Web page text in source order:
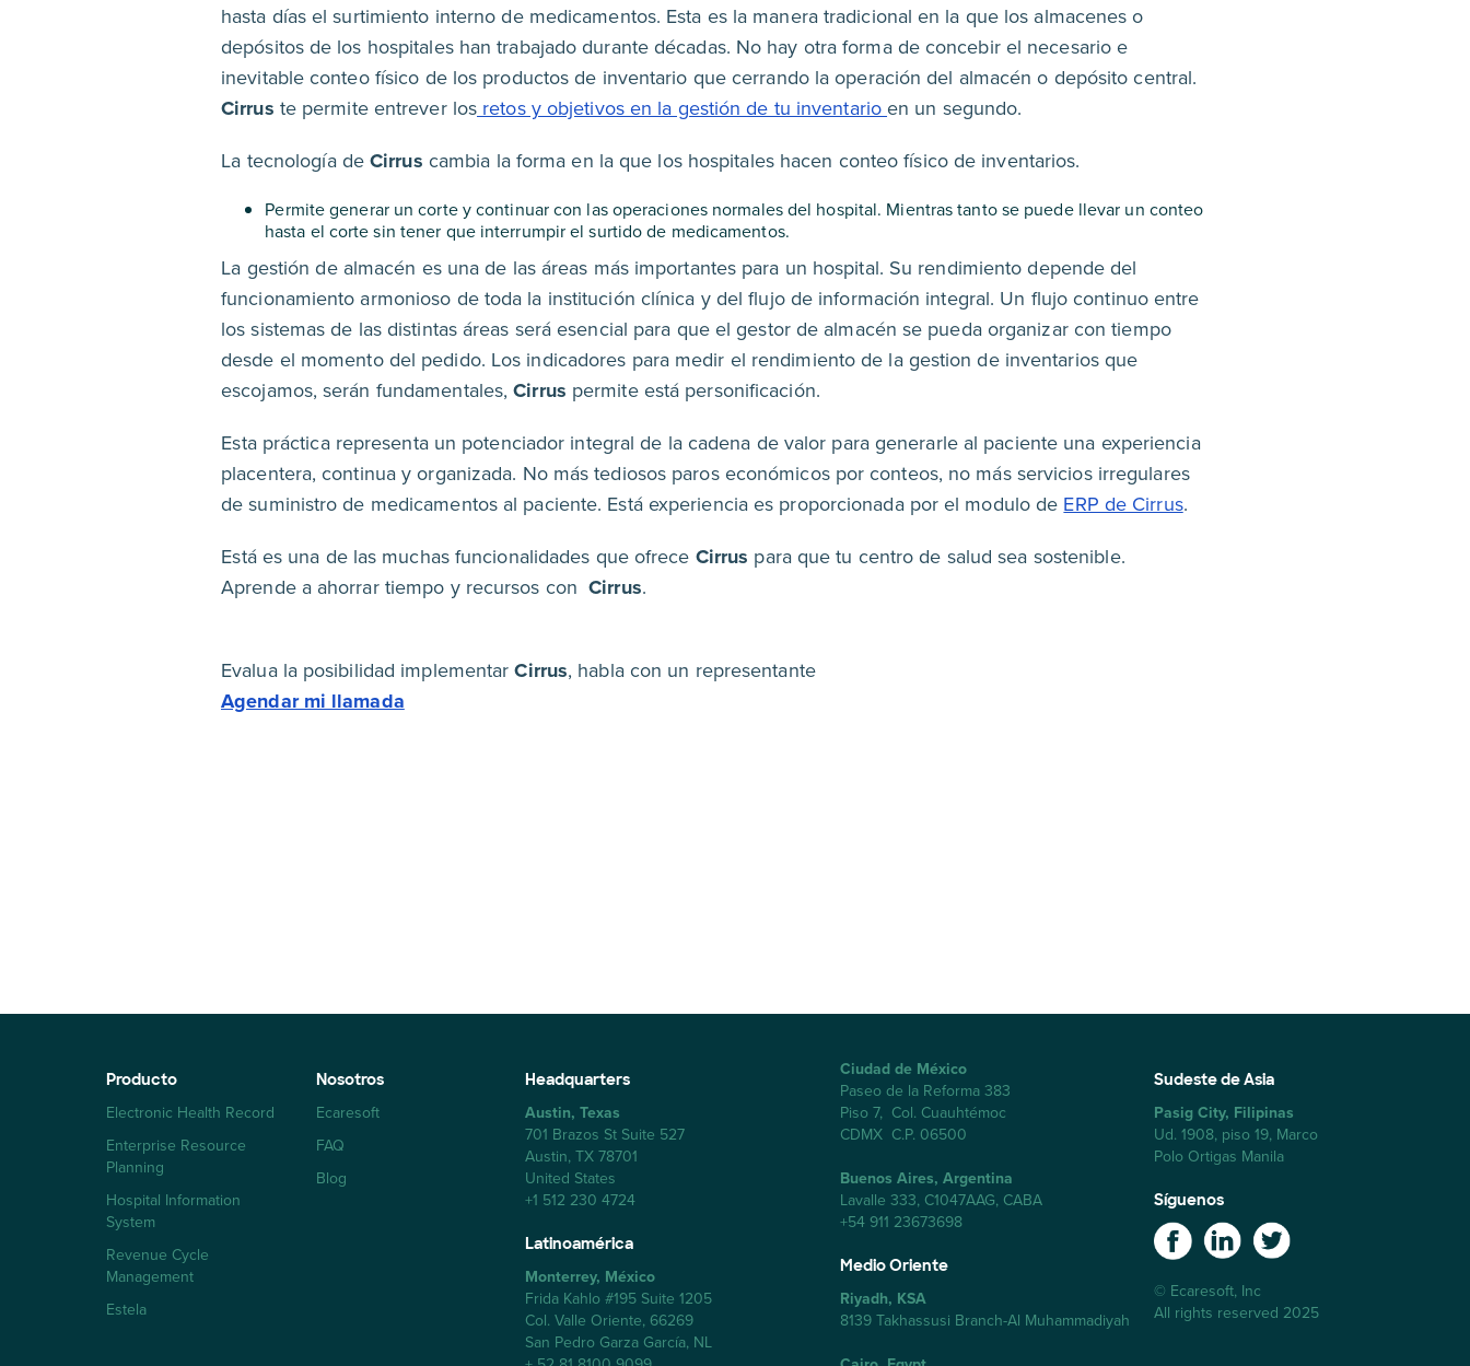
hasta días el surtimiento interno de medicamentos. Esta es la manera tradicional en la que los almacenes o
depósitos de los hospitales han trabajado durante décadas. No hay otra forma de concebir el necesario e
inevitable conteo físico de los productos de inventario que cerrando la operación del almacén o depósito central.
Cirrus te permite entrever los retos y objetivos en la gestión de tu inventarioen un segundo.
La tecnología deCirrus cambia la forma en la que los hospitales hacen conteo físico de inventarios.
Permite generar un corte y continuar con las operaciones normales del hospital. Mientras tanto se puede llevar un conteo
hasta el corte sin tener que interrumpir el surtido de medicamentos.
La gestión de almacén es una de las áreas más importantes para un hospital. Su rendimiento depende del
funcionamiento armonioso de toda la institución clínica y del flujo de información integral. Un flujo continuo entre
los sistemas de las distintas áreas será esencial para que el gestor de almacén se pueda organizar con tiempo
desde el momento del pedido. Los indicadores para medir el rendimiento de la gestion de inventarios que
escojamos, serán fundamentales,Cirrus permite está personificación.
Esta práctica representa un potenciador integral de la cadena de valor para generarle al paciente una experiencia
placentera, continua y organizada. No más tediosos paros económicos por conteos, no más servicios irregulares
de suministro de medicamentos al paciente. Está experiencia es proporcionada por el modulo de ERP de Cirrus.
Está es una de las muchas funcionalidades que ofrece Cirrus para que tu centro de salud sea sostenible.
Aprende a ahorrar tiempo y recursos conCirrus.
Evalua la posibilidad implementarCirrus, habla con un representante
Agendar mi llamada
Producto
Electronic Health Record
Enterprise Resource
Planning
Hospital Information
System
Revenue Cycle
Management
Estela
Nosotros
Ecaresoft
FAQ
Blog
Headquarters
Austin, Texas
701 Brazos St Suite 527
Austin, TX 78701
United States
+1 512 230 4724
Latinoamérica
Monterrey, México
Frida Kahlo #195 Suite 1205
Col. Valle Oriente, 66269
San Pedro Garza García, NL
Ciudad de México
Paseo de la Reforma 383
Piso 7, Col. Cuauhtémoc
CDMX C.P. 06500
Buenos Aires, Argentina
Lavalle 333, C1047AAG, CABA
+54 911 23673698
Medio Oriente
Riyadh, KSA
8139 Takhassusi Branch-Al Muhammadiyah
Sudeste de Asia
Pasig City, Filipinas
Ud. 1908, piso 19, Marco
Polo Ortigas Manila
Síguenos
© Ecaresoft, Inc
All rights reserved 2025